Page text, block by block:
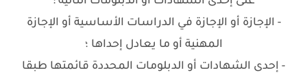
- الإجازة أو الإجازة في الدراسات الأساسية أو الإجازة
المهنية أو ما يعادل إحداها ؛
- إحدى الشهادات أو الدبلومات المحددة قائمتها طبقا